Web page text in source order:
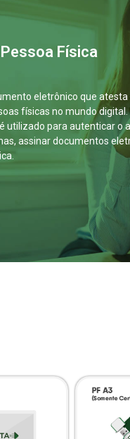
Física
eletrônico que atesta
físicas no mundo digital.
utilizado para autenticar o
assinar documentos